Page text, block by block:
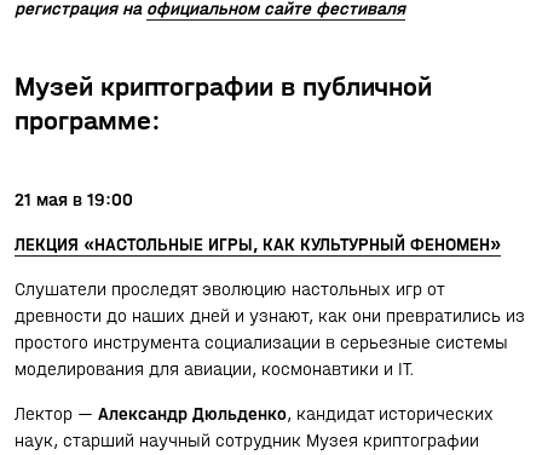
регистрация на официальном сайте фестиваля
Музей криптографии в публичной
программе:
21 мая в 19:00
ЛЕКЦИЯ «НАСТОЛЬНЫЕ ИГРЫ, КАК КУЛЬТУРНЫЙ ФЕНОМЕН»
Слушатели проследят эволюцию настольных игр от
древности до наших дней и узнают, как они превратились из
простого инструмента социализации в серьезные системы
моделирования для авиации, космонавтики и IT.
Лектор — Александр Дюльденко, кандидат исторических
наук, старший научный сотрудник Музея криптографии